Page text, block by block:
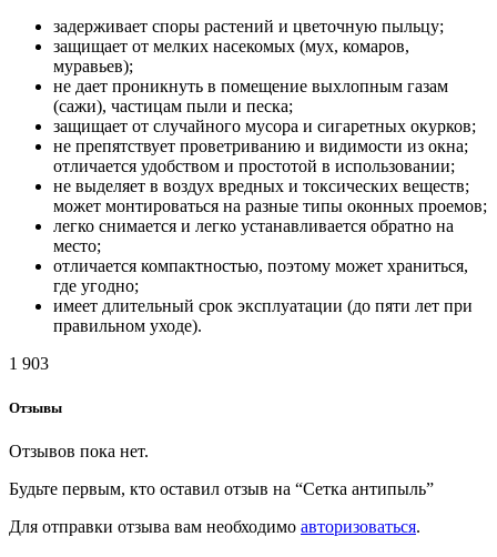
задерживает споры растений и цветочную пыльцу;
защищает от мелких насекомых (мух, комаров,
муравьев);
не дает проникнуть в помещение выхлопным газам
(сажи), частицам пыли и песка;
защищает от случайного мусора и сигаретных окурков;
не препятствует проветриванию и видимости из окна;
отличается удобством и простотой в использовании;
не выделяет в воздух вредных и токсических веществ;
может монтироваться на разные типы оконных проемов;
легко снимается и легко устанавливается обратно на
место;
отличается компактностью, поэтому может храниться,
где угодно;
имеет длительный срок эксплуатации (до пяти лет при
правильном уходе).
1 903
Отзывы
Отзывов пока нет.
Будьте первым, кто оставил отзыв на “Сетка антипыль”
Для отправки отзыва вам необходимо авторизоваться.